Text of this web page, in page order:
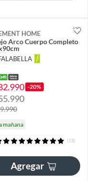
HOME
Arco Cuerpo Completo
-20%
mañana
(13)
Agregar